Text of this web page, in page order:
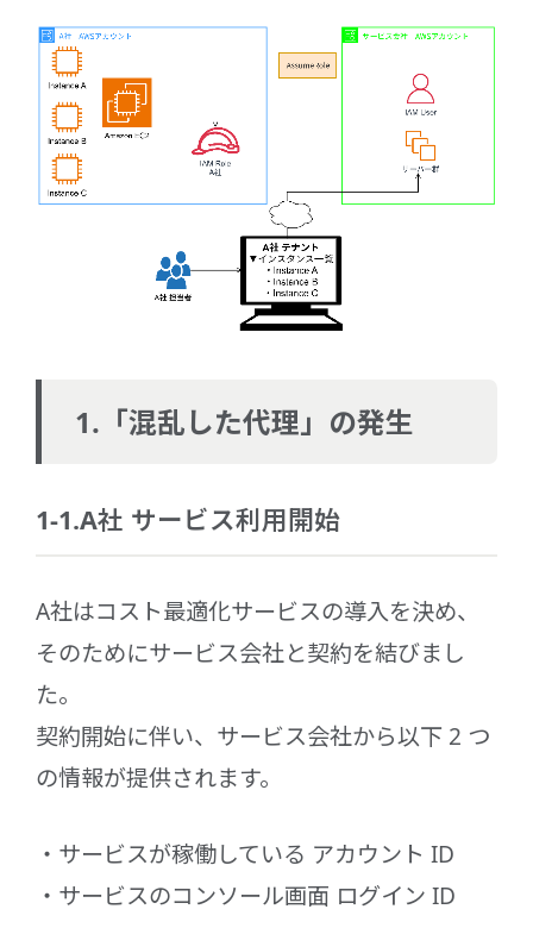
1.「混乱した代理」の発生
1-1.A社 サービス利用開始
A社はコスト最適化サービスの導入を決め、
そのためにサービス会社と契約を結びまし
た。
契約開始に伴い、サービス会社から以下 2 つ
の情報が提供されます。
サービスが稼働している アカウント ID
サービスのコンソール画面 ログイン ID